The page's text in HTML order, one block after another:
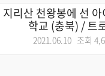
지리산 천왕봉에 선
학교 (충북) / 트
2021.06.10 조회